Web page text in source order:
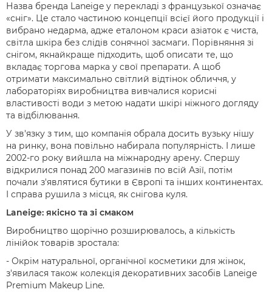
Назва бренда Laneige у перекладі з французької означає
«сніг». Це стало частиною концепції всієї його продукції і
вибрано недарма, адже еталоном краси азіаток є чиста,
світла шкіра без слідів сонячної засмаги. Порівняння зі
снігом, якнайкраще підходить, щоб описати те, що
вкладає торгова марка у свої препарати. А щоб
отримати максимально світлий відтінок обличчя, у
лабораторіях виробництва вивчалися корисні
властивості води з метою надати шкірі ніжного догляду
та відбілювання.
У зв'язку з тим, що компанія обрала досить вузьку нішу
на ринку, вона повільно набирала популярність. І лише
2002-го року вийшла на міжнародну арену. Спершу
відкрилися понад 200 магазинів по всій Азії, потім
почали з'являтися бутики в Європі та інших континентах.
І справа рушила з місця, як снігова куля.
Laneige: якісно та зі смаком
Виробництво щорічно розширювалось, а кількість
лінійок товарів зростала:
- Окрім натуральної, органічної косметики для жінок,
з'явилася також колекція декоративних засобів Laneige
Premium Makeup Line.